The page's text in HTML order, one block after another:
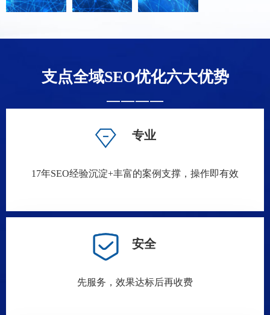
支点全域SEO优化六大优势
————
17年SEO经验沉淀+丰富的案例支撑，操作即有效
专业
先服务，效果达标后再收费
安全